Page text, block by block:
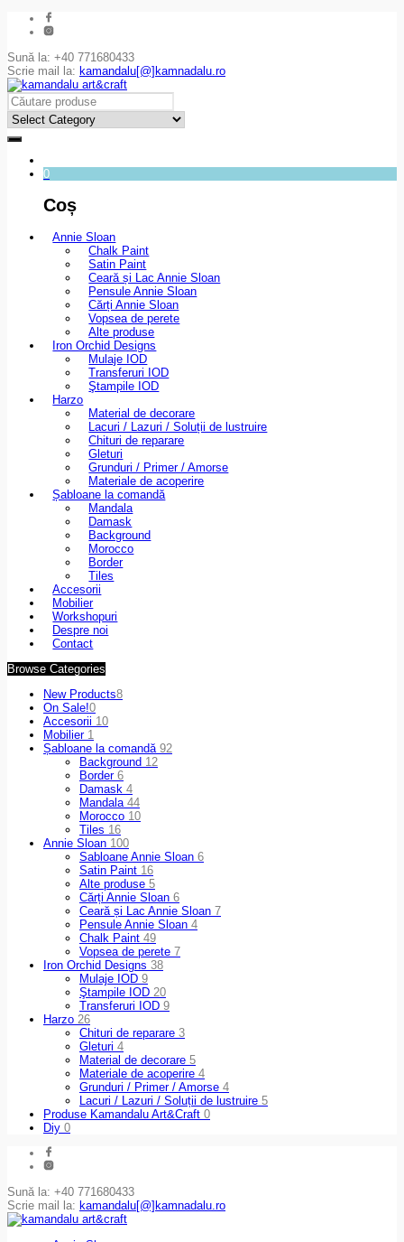
Sună la: +40 771680433
Scrie mail la: kamandalu[@]kamnadalu.ro
0
Coș
Annie Sloan
Chalk Paint
Satin Paint
Ceară și Lac Annie Sloan
Pensule Annie Sloan
Cărți Annie Sloan
Vopsea de perete
Alte produse
Iron Orchid Designs
Mulaje IOD
Transferuri IOD
Ştampile IOD
Harzo
Material de decorare
Lacuri / Lazuri / Soluții de lustruire
Chituri de reparare
Gleturi
Grunduri / Primer / Amorse
Materiale de acoperire
Șabloane la comandă
Mandala
Damask
Background
Morocco
Border
Tiles
Accesorii
Mobilier
Workshopuri
Despre noi
Contact
Browse Categories
New Products8
On Sale!0
Accesorii 10
Mobilier 1
Șabloane la comandă 92
Background 12
Border 6
Damask 4
Mandala 44
Morocco 10
Tiles 16
Annie Sloan 100
Sabloane Annie Sloan 6
Satin Paint 16
Alte produse 5
Cărți Annie Sloan 6
Ceară și Lac Annie Sloan 7
Pensule Annie Sloan 4
Chalk Paint 49
Vopsea de perete 7
Iron Orchid Designs 38
Mulaje IOD 9
Ştampile IOD 20
Transferuri IOD 9
Harzo 26
Chituri de reparare 3
Gleturi 4
Material de decorare 5
Materiale de acoperire 4
Grunduri / Primer / Amorse 4
Lacuri / Lazuri / Soluții de lustruire 5
Produse Kamandalu Art&Craft 0
Diy 0
Sună la: +40 771680433
Scrie mail la: kamandalu[@]kamnadalu.ro